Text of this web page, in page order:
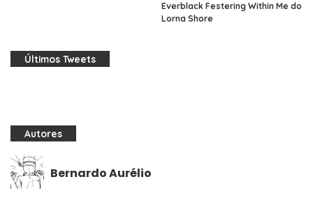
Everblack Festering Within Me do
Lorna Shore
Últimos Tweets
Autores
Bernardo Aurélio